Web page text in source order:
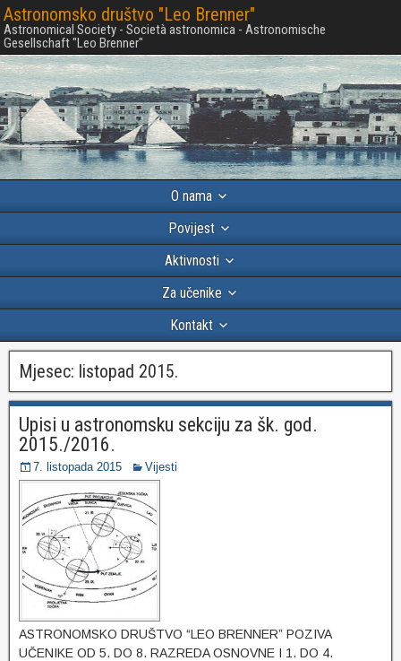
Astronomsko društvo "Leo Brenner"
Astronomical Society - Società astronomica - Astronomische
Gesellschaft "Leo Brenner"
O nama
Povijest
Aktivnosti
Za učenike
Kontakt
Mjesec: listopad 2015.
Upisi u astronomsku sekciju za šk. god.
2015./2016.
7. listopada 2015 Vijesti
ASTRONOMSKO DRUŠTVO “LEO BRENNER” POZIVA
UČENIKE OD 5. DO 8. RAZREDA OSNOVNE I 1. DO 4.